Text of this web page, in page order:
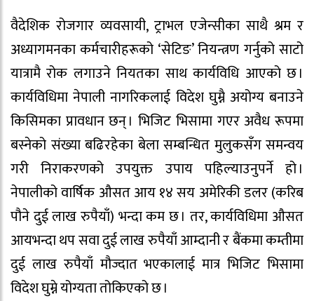
वैदेशिक रोजगार व्यवसायी, ट्राभल एजेन्सीका साथै श्रम र
अध्यागमनका कर्मचारीहरूको ‘सेटिङ’ नियन्त्रण गर्नुको साटो
यात्रामै रोक लगाउने नियतका साथ कार्यविधि आएको छ ।
कार्यविधिमा नेपाली नागरिकलाई विदेश घुम्नै अयोग्य बनाउने
किसिमका प्रावधान छन् । भिजिट भिसामा गएर अवैध रूपमा
बस्नेको संख्या बढिरहेका बेला सम्बन्धित मुलुकसँग समन्वय
गरी निराकरणको उपयुक्त उपाय पहिल्याउनुपर्ने हो ।
नेपालीको वार्षिक औसत आय १४ सय अमेरिकी डलर (करिब
पौने दुई लाख रुपैयाँ) भन्दा कम छ । तर, कार्यविधिमा औसत
आयभन्दा थप सवा दुई लाख रुपैयाँ आम्दानी र बैंकमा कम्तीमा
दुई लाख रुपैयाँ मौज्दात भएकालाई मात्र भिजिट भिसामा
विदेश घुम्ने योग्यता तोकिएको छ ।